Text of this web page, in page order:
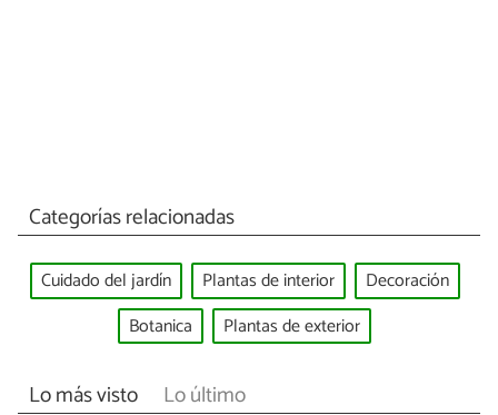
Categorías relacionadas
Cuidado del jardín Plantas de interior
Decoración
Botanica
Plantas de exterior
Lo más visto Lo último